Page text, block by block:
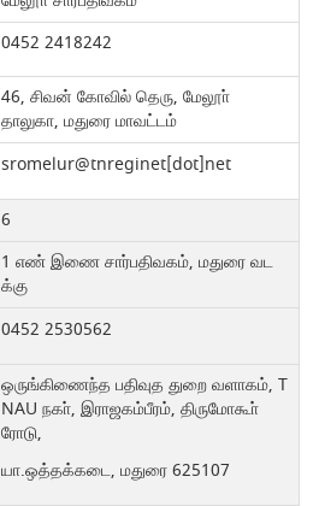
0452 2418242
46, சிவன் கோவில் தெரு, மேலூா்
தாலுகா, மதுரை மாவட்டம்
sromelur@tnreginet[dot]net
6
1 எண் இணை சார்பதிவகம், மதுரை வட
க்கு
0452 2530562
ஒருங்கிணைந்த பதிவுத துறை வளாகம், T
NAU நகா், இராஜகம்பீரம், திருமோகூா்
ரோடு,
யா.ஒத்தக்கடை, மதுரை 625107